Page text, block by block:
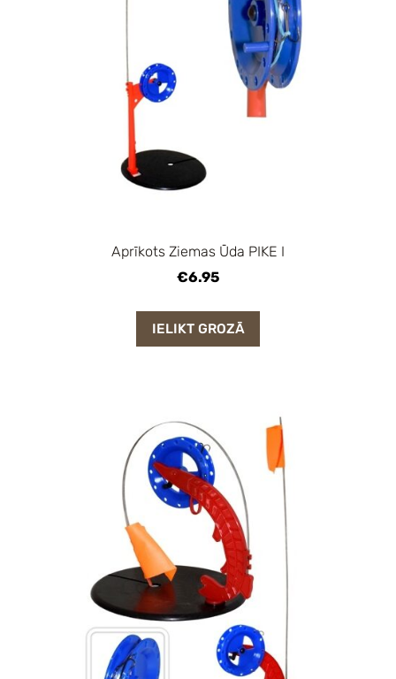
Aprīkots Ziemas Ūda PIKE I
€6.95
IELIKT GROZĀ